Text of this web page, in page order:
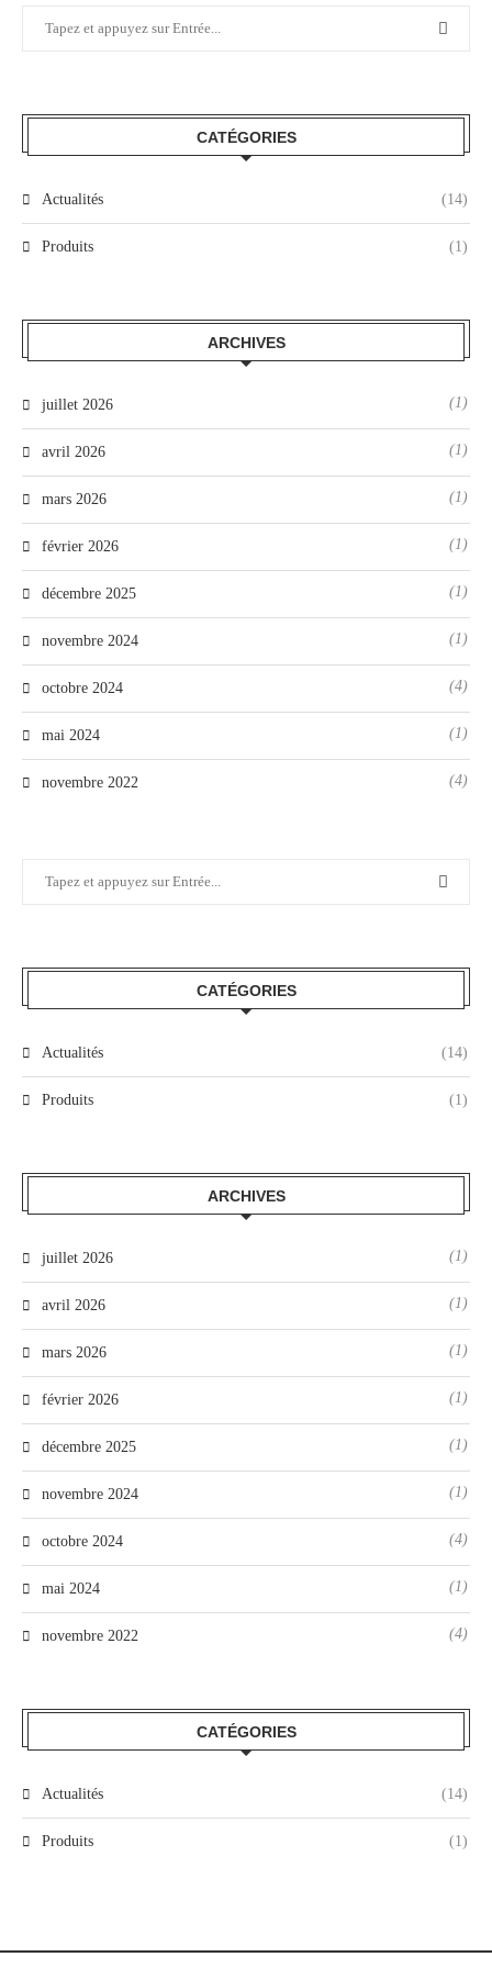
CATÉGORIES
Actualités (14)
Produits (1)
ARCHIVES
juillet 2026 (1)
avril 2026 (1)
mars 2026 (1)
février 2026 (1)
décembre 2025 (1)
novembre 2024 (1)
octobre 2024 (4)
mai 2024 (1)
novembre 2022 (4)
CATÉGORIES
Actualités (14)
Produits (1)
ARCHIVES
juillet 2026 (1)
avril 2026 (1)
mars 2026 (1)
février 2026 (1)
décembre 2025 (1)
novembre 2024 (1)
octobre 2024 (4)
mai 2024 (1)
novembre 2022 (4)
CATÉGORIES
Actualités (14)
Produits (1)